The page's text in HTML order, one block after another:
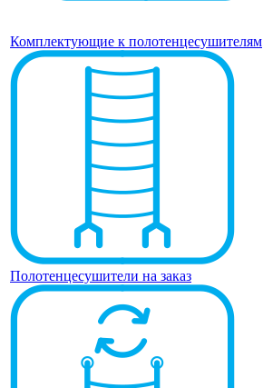
Комплектующие к полотенцесушителям
Полотенцесушители на заказ